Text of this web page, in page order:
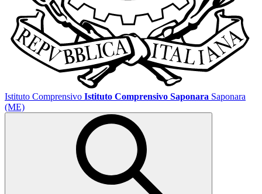
Istituto Comprensivo Istituto Comprensivo Saponara Saponara
(ME)